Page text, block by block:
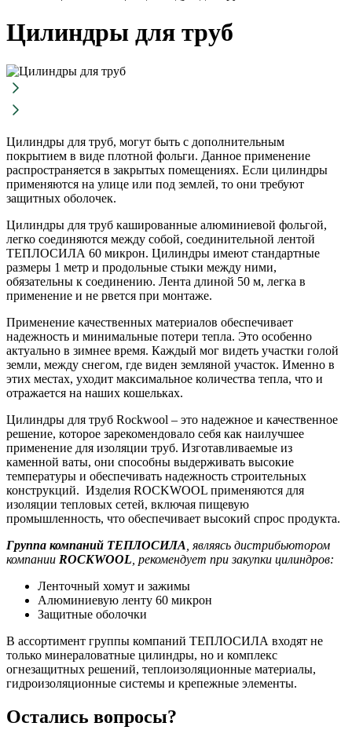
Цилиндры для труб
Цилиндры для труб, могут быть с дополнительным
покрытием в виде плотной фольги. Данное применение
распространяется в закрытых помещениях. Если цилиндры
применяются на улице или под землей, то они требуют
защитных оболочек.
Цилиндры для труб кашированные алюминиевой фольгой,
легко соединяются между собой, соединительной лентой
ТЕПЛОСИЛА 60 микрон. Цилиндры имеют стандартные
размеры 1 метр и продольные стыки между ними,
обязательны к соединению. Лента длиной 50 м, легка в
применение и не рвется при монтаже.
Применение качественных материалов обеспечивает
надежность и минимальные потери тепла. Это особенно
актуально в зимнее время. Каждый мог видеть участки голой
земли, между снегом, где виден земляной участок. Именно в
этих местах, уходит максимальное количества тепла, что и
отражается на наших кошельках.
Цилиндры для труб Rockwool – это надежное и качественное
решение, которое зарекомендовало себя как наилучшее
применение для изоляции труб. Изготавливаемые из
каменной ваты, они способны выдерживать высокие
температуры и обеспечивать надежность строительных
конструкций. Изделия ROCKWOOL применяются для
изоляции тепловых сетей, включая пищевую
промышленность, что обеспечивает высокий спрос продукта.
Группа компаний ТЕПЛОСИЛА , являясь дистрибьютором
компании ROCKWOOL , рекомендует при закупки цилиндров:
Ленточный хомут и зажимы
Алюминиевую ленту 60 микрон
Защитные оболочки
В ассортимент группы компаний ТЕПЛОСИЛА входят не
только минераловатные цилиндры, но и комплекс
огнезащитных решений, теплоизоляционные материалы,
гидроизоляционные системы и крепежные элементы.
Остались вопросы?